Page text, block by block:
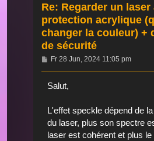
Re: Regarder un laser
protection acrylique
changer la couleur) +
de sécurité
Beitrag
Fr 28 Jun, 2024 11:05 pm
Salut,
L'effet speckle dépend de
du laser, plus son spectre
laser est cohérent et plus